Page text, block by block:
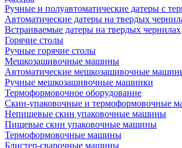
Ручные и полуавтоматические датеры с
Автоматические датеры на твердых
Встраиваемые датеры на твердых чернилах
Горячие столы
Ручные горячие столы
Мешкозашивочные машины
Автоматические мешкозашивочные
Ручные мешкозашивочные машинки
Термоформовочное оборудование
Скин-упаковочные и термоформовочные
Непищевые скин упаковочные машины
Пищевые скин упаковочные машины
Термоформовочные машины
Блистер-сварочные машины